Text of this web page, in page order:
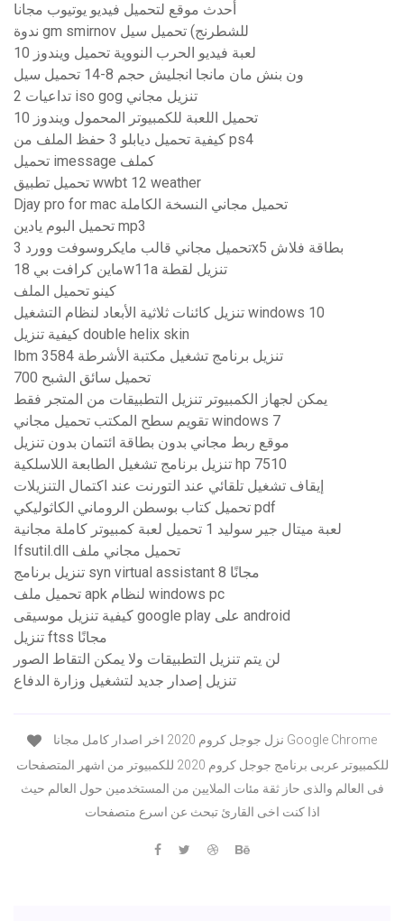
أحدث موقع لتحميل فيديو يوتيوب مجانا
ندوة gm smirnov للشطرنج) تحميل سيل
لعبة فيديو الحرب النووية تحميل ويندوز 10
ون بنش مان مانجا انجليش حجم 8-14 تحميل سيل
تداعيات 2 iso gog تنزيل مجاني
تحميل اللعبة للكمبيوتر المحمول ويندوز 10
كيفية تحميل ديابلو 3 حفظ الملف من ps4
تحميل imessage كملف
تحميل تطبيق wwbt 12 weather
Djay pro for mac تحميل مجاني النسخة الكاملة
تحميل البوم يادين mp3
تحميل مجاني قالب مايكروسوفت وورد 3x5 بطاقة فلاش
ماين كرافت بي 18w11a تنزيل لقطة
كينو تحميل الملف
تنزيل كائنات ثلاثية الأبعاد لنظام التشغيل windows 10
كيفية تنزيل double helix skin
Ibm 3584 تنزيل برنامج تشغيل مكتبة الأشرطة
تحميل سائق الشبح 700
يمكن لجهاز الكمبيوتر تنزيل التطبيقات من المتجر فقط
تقويم سطح المكتب تحميل مجاني windows 7
موقع ربط مجاني بدون بطاقة ائتمان بدون تنزيل
تنزيل برنامج تشغيل الطابعة اللاسلكية hp 7510
إيقاف تشغيل تلقائي عند التورنت عند اكتمال التنزيلات
تحميل كتاب بوسطن الروماني الكاثوليكي pdf
لعبة ميتال جير سوليد 1 تحميل لعبة كمبيوتر كاملة مجانية
Ifsutil.dll تحميل مجاني ملف
تنزيل برنامج syn virtual assistant 8 مجانًا
تحميل ملف apk لنظام windows pc
كيفية تنزيل موسيقى google play على android
تنزيل ftss مجانًا
لن يتم تنزيل التطبيقات ولا يمكن التقاط الصور
تنزيل إصدار جديد لتشغيل وزارة الدفاع
للكمبيوتر عربى برنامج جوجل كروم 2020 للكمبيوتر من اشهر المتصفحات
فى العالم والذى حاز ثقة مئات الملايين من المستخدمين حول العالم حيث
اذا كنت اخى القارئ تبحث عن اسرع متصفحات